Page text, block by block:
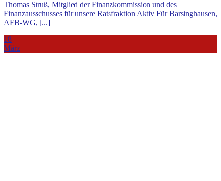
Thomas Struß, Mitglied der Finanzkommission und des
Finanzausschusses für unsere Ratsfraktion Aktiv Für Barsinghausen,
AFB-WG, [...]
18
März